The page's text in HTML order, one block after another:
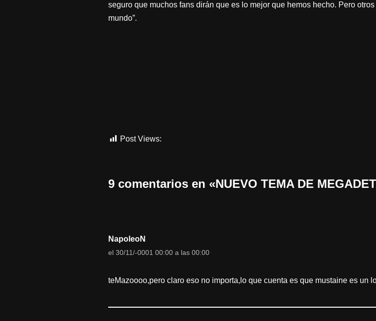
seguro que muchos fans dirán que es lo mejor que hemos hecho. Pero
mundo”.
Post Views:
9 comentarios en «NUEVO TEMA DE
NapoleoN
el 30/11/-0001 00:00 a las 00:00
teMazoooo,pero claro eso no importa,lo que cuenta es que mustaine es un